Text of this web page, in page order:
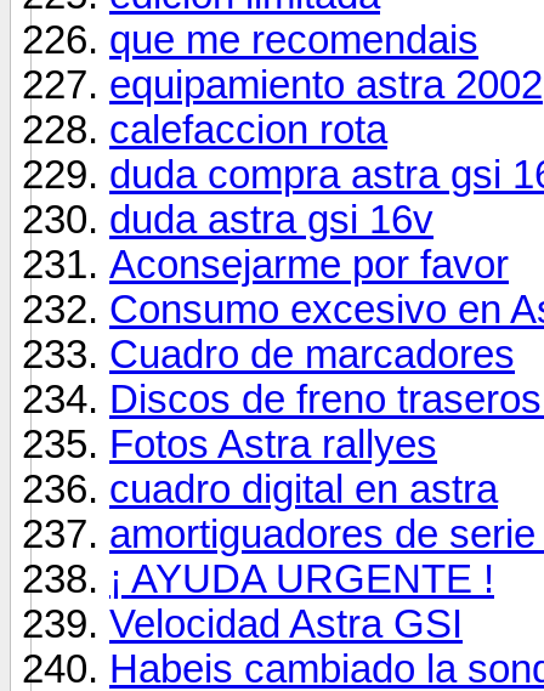
que me recomendais
equipamiento astra 2002
calefaccion rota
duda compra astra gsi
duda astra gsi 16v
Aconsejarme por favor
Consumo excesivo en
Cuadro de marcadores
Discos de freno
Fotos Astra rallyes
cuadro digital en astra
amortiguadores de
¡ AYUDA URGENTE !
Velocidad Astra GSI
Habeis cambiado la